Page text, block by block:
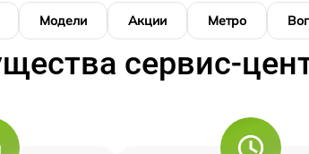
Модели Акции Метро
сервис-